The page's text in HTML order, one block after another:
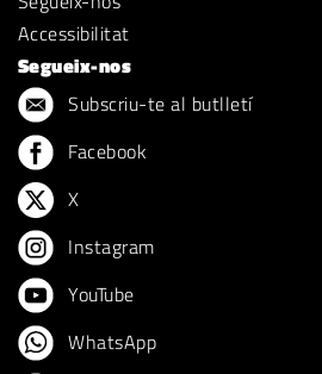
Accessibilitat
Segueix-nos
Subscriu-te al butlletí
Facebook
X
Instagram
YouTube
WhatsApp